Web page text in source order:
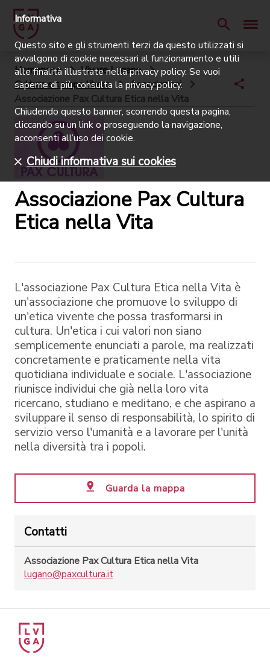
Homepage
Vivere Lugano
Cultura e tempo libero
Associazioni
Associazione Pax Cultura Etica nella Vita
Associazione Pax Cultura
Etica nella Vita
L'associazione Pax Cultura Etica nella Vita è
un'associazione che promuove lo sviluppo di
un'etica vivente che possa trasformarsi in
cultura. Un'etica i cui valori non siano
semplicemente enunciati a parole, ma realizzati
concretamente e praticamente nella vita
quotidiana individuale e sociale. L'associazione
riunisce individui che già nella loro vita
ricercano, studiano e meditano, e che aspirano a
sviluppare il senso di responsabilità, lo spirito di
servizio verso l'umanità e a lavorare per l'unità
nella diversità tra i popoli.
Guarda la mappa
Contatti
Associazione Pax Cultura Etica nella Vita
lugano@paxcultura.it
Informativa
Questo sito e gli strumenti terzi da questo utilizzati si
avvalgono di cookie necessari al funzionamento e utili
alle finalità illustrate nella privacy policy. Se vuoi
saperne di più, consulta laprivacy policy.
Chiudendo questo banner, scorrendo questa pagina,
cliccando su un link o proseguendo la navigazione,
acconsenti all’uso dei cookie.
Chiudi informativa sui cookies